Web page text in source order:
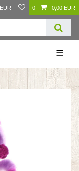
EUR 0 0,00 EUR
☰